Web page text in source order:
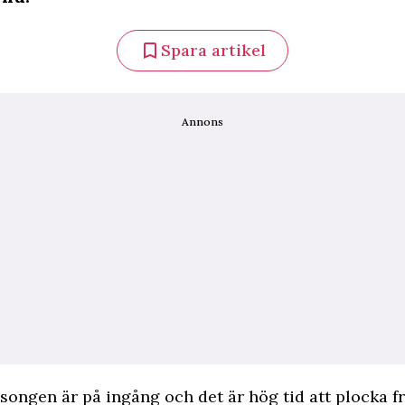
Spara artikel
Annons
är på ingång och det är hög tid att plocka